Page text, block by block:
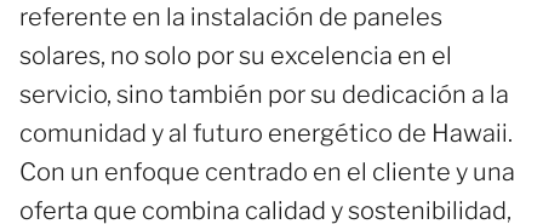
referente en la instalación de paneles
solares, no solo por su excelencia en el
servicio, sino también por su dedicación a la
comunidad y al futuro energético de Hawaii.
Con un enfoque centrado en el cliente y una
oferta que combina calidad y sostenibilidad,